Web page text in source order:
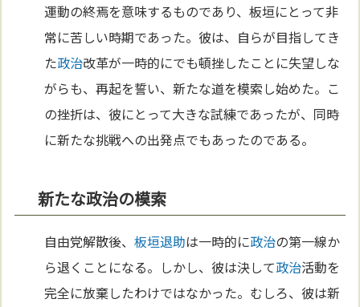
運動の終焉を意味するものであり、板垣にとって非
常に苦しい時期であった。彼は、自らが目指してき
た政治改革が一時的にでも頓挫したことに失望しな
がらも、再起を誓い、新たな道を模索し始めた。こ
の挫折は、彼にとって大きな試練であったが、同時
に新たな挑戦への出発点でもあったのである。
新たな政治の模索
自由党解散後、板垣退助は一時的に政治の第一線か
ら退くことになる。しかし、彼は決して政治活動を
完全に放棄したわけではなかった。むしろ、彼は新